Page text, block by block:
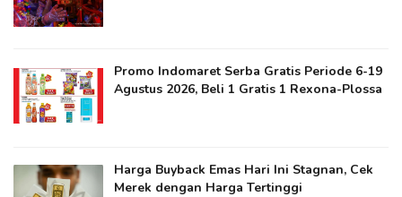
Promo Indomaret Serba Gratis Periode 6-19
Agustus 2026, Beli 1 Gratis 1 Rexona-Plossa
Harga Buyback Emas Hari Ini Stagnan, Cek
Merek dengan Harga Tertinggi